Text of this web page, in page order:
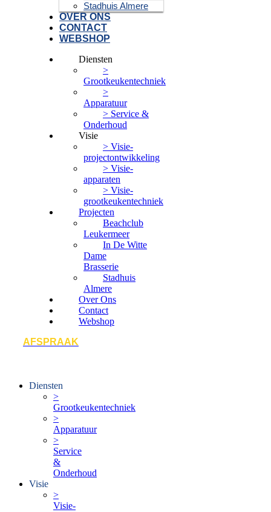
Stadhuis Almere
OVER ONS
CONTACT
WEBSHOP
Diensten
>
Grootkeukentechniek
>
Apparatuur
> Service &
Onderhoud
Visie
> Visie-
projectontwikkeling
> Visie-
apparaten
> Visie-
grootkeukentechniek
Projecten
Beachclub
Leukermeer
In De Witte
Dame
Brasserie
Stadhuis
Almere
Over Ons
Contact
Webshop
AFSPRAAK
Diensten
>
Grootkeukentechniek
>
Apparatuur
>
Service
&
Onderhoud
Visie
>
Visie-